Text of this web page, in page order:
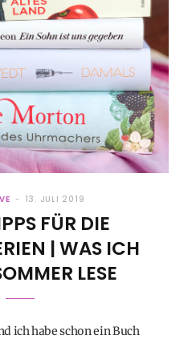
13. JULI 2019
FÜR DIE
| WAS ICH
LESE
ich habe schon ein Buch